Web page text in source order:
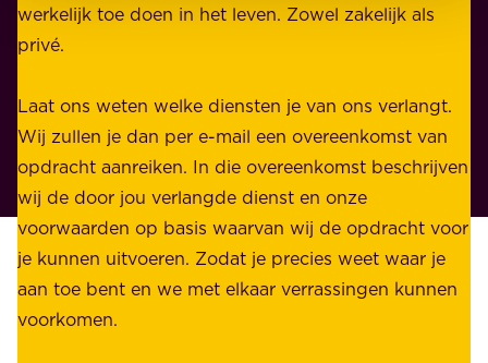
j
k
n
p
r
i
v
é
.
d
d
e
w
i
j
d
r
a
g
werkelijk toe doen in het leven. Zowel zakelijk als
privé.
Laat ons weten welke diensten je van ons verlangt.
Wij zullen je dan per e-mail een overeenkomst van
opdracht aanreiken. In die overeenkomst beschrijven
wij de door jou verlangde dienst en onze
voorwaarden op basis waarvan wij de opdracht voor
je kunnen uitvoeren. Zodat je precies weet waar je
aan toe bent en we met elkaar verrassingen kunnen
voorkomen.